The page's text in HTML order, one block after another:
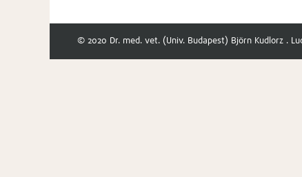
© 2020 Dr. med. vet. (Univ. Budapest) Björn Kudlorz .